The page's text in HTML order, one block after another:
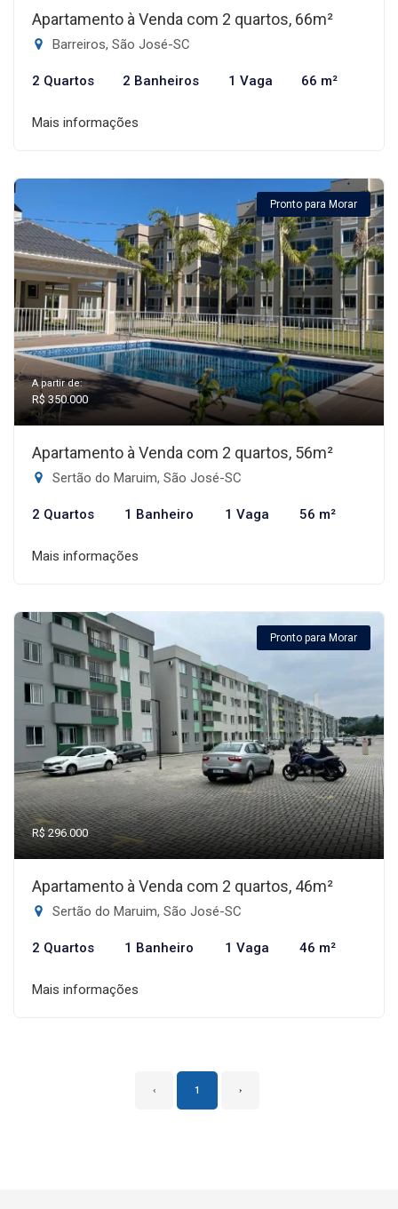
Apartamento à Venda com 2 quartos, 66m²
Barreiros, São José-SC
2 Quartos 2 Banheiros 1 Vaga 66 m²
Mais informações
Pronto para Morar
A partir de:
R$ 350.000
Apartamento à Venda com 2 quartos, 56m²
Sertão do Maruim, São José-SC
2 Quartos 1 Banheiro 1 Vaga 56 m²
Mais informações
Pronto para Morar
R$ 296.000
Apartamento à Venda com 2 quartos, 46m²
Sertão do Maruim, São José-SC
2 Quartos 1 Banheiro 1 Vaga 46 m²
Mais informações
‹ 1 ›